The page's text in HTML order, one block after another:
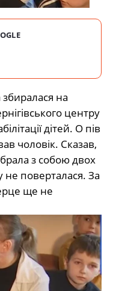
на
центру
дітей. О пів
чоловік. Сказав,
з собою двох
не поверталася. За
ще не